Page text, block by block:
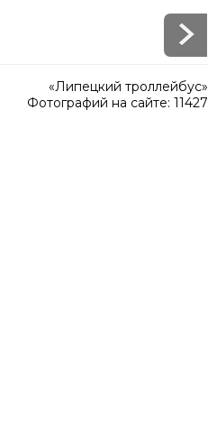
«Липецкий троллейбус»
Фотографий на сайте: 11427